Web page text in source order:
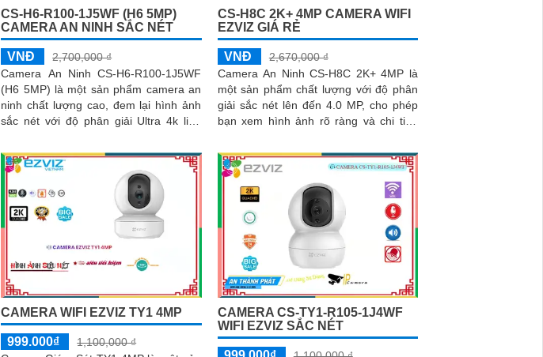
CS-H6-R100-1J5WF (H6 5MP)
CAMERA AN NINH SẮC NÉT
VNĐ
2,700,000 ₫
Camera An Ninh CS-H6-R100-1J5WF
(H6 5MP) là một sản phẩm camera an
ninh chất lượng cao, đem lại hình ảnh
sắc nét với độ phân giải Ultra 4k lite.
CS-H8C 2K+ 4MP CAMERA WIFI
EZVIZ GIÁ RẺ
VNĐ
2,670,000 ₫
Camera An Ninh CS-H8C 2K+ 4MP là
một sản phẩm chất lượng với độ phân
giải sắc nét lên đến 4.0 MP, cho phép
bạn xem hình ảnh rõ ràng và chi tiết.
CAMERA WIFI EZVIZ TY1 4MP
999.000₫
1,100,000 ₫
CAMERA CS-TY1-R105-1J4WF
WIFI EZVIZ SẮC NÉT